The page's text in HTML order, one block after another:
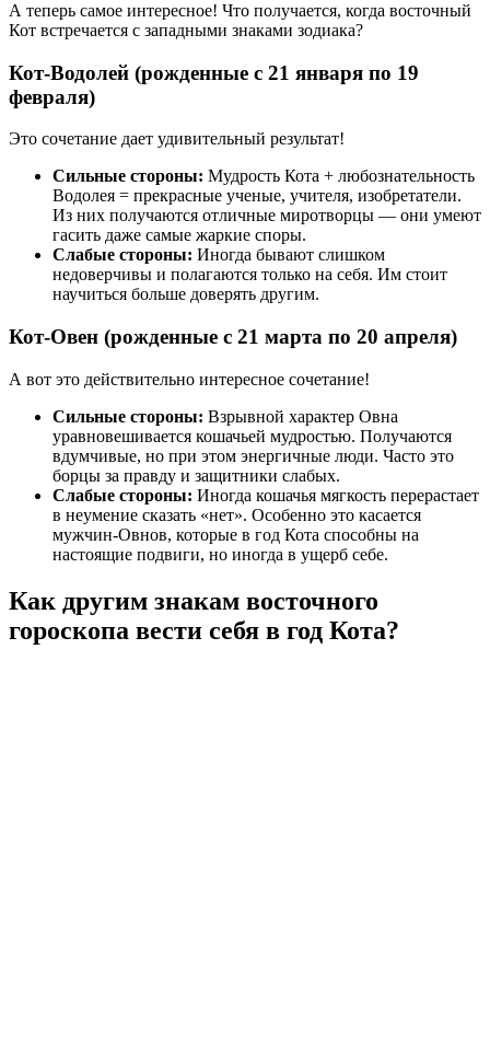
А теперь самое интересное! Что получается, когда восточный
Кот встречается с западными знаками зодиака?
Кот-Водолей (рожденные с 21 января по 19
февраля)
Это сочетание дает удивительный результат!
Сильные стороны: Мудрость Кота + любознательность
Водолея = прекрасные ученые, учителя, изобретатели.
Из них получаются отличные миротворцы — они умеют
гасить даже самые жаркие споры.
Слабые стороны: Иногда бывают слишком
недоверчивы и полагаются только на себя. Им стоит
научиться больше доверять другим.
Кот-Овен (рожденные с 21 марта по 20 апреля)
А вот это действительно интересное сочетание!
Сильные стороны: Взрывной характер Овна
уравновешивается кошачьей мудростью. Получаются
вдумчивые, но при этом энергичные люди. Часто это
борцы за правду и защитники слабых.
Слабые стороны: Иногда кошачья мягкость перерастает
в неумение сказать «нет». Особенно это касается
мужчин-Овнов, которые в год Кота способны на
настоящие подвиги, но иногда в ущерб себе.
Как другим знакам восточного
гороскопа вести себя в год Кота?